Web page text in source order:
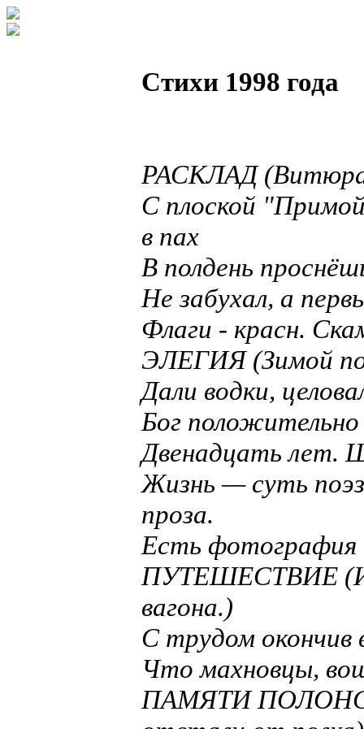
Стихи 1998 года
РАСКЛАД (Витюра
С плоской
в пах
В полдень
Не забухал, а
Флаги - красн.
ЭЛЕГИЯ (Зимой
Дали водки,
Бог
Двенадцать лет.
Жизнь — суть
проза.
Есть фотография
ПУТЕШЕСТВИЕ
вагона.)
С трудом окончив
Что махновцы,
ПАМЯТИ